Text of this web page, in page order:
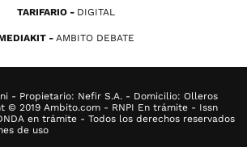
TARIFARIO DIGITAL
AMBITO DEBATE
- Propietario: Nefir S.A. - Domicilio: Olleros
© 2019 Ambito.com - RNPI En trámite - Issn
en trámite - Todos los derechos reservados
de uso